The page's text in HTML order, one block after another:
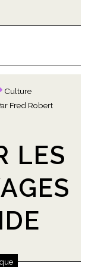
Culture
Fred Robert
LES